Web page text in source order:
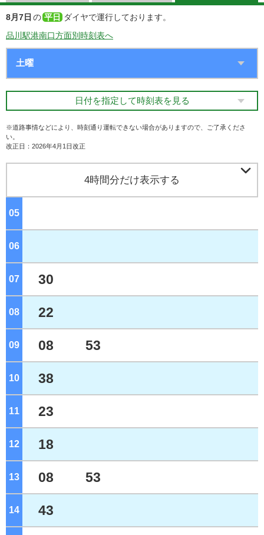
8月7日 の 平日
ダイヤで運行しております。
品川駅港南口方面別時刻表へ
日付を指定して時刻表を見る
※道路事情などにより、時刻通り運転できない場合がありますので、ご了承くださ
い。
改正日：2026年4月1日改正
4時間分だけ表示する 
05
06
07 30
08 22
09 08 53
10 38
11 23
12 18
13 08 53
14 43